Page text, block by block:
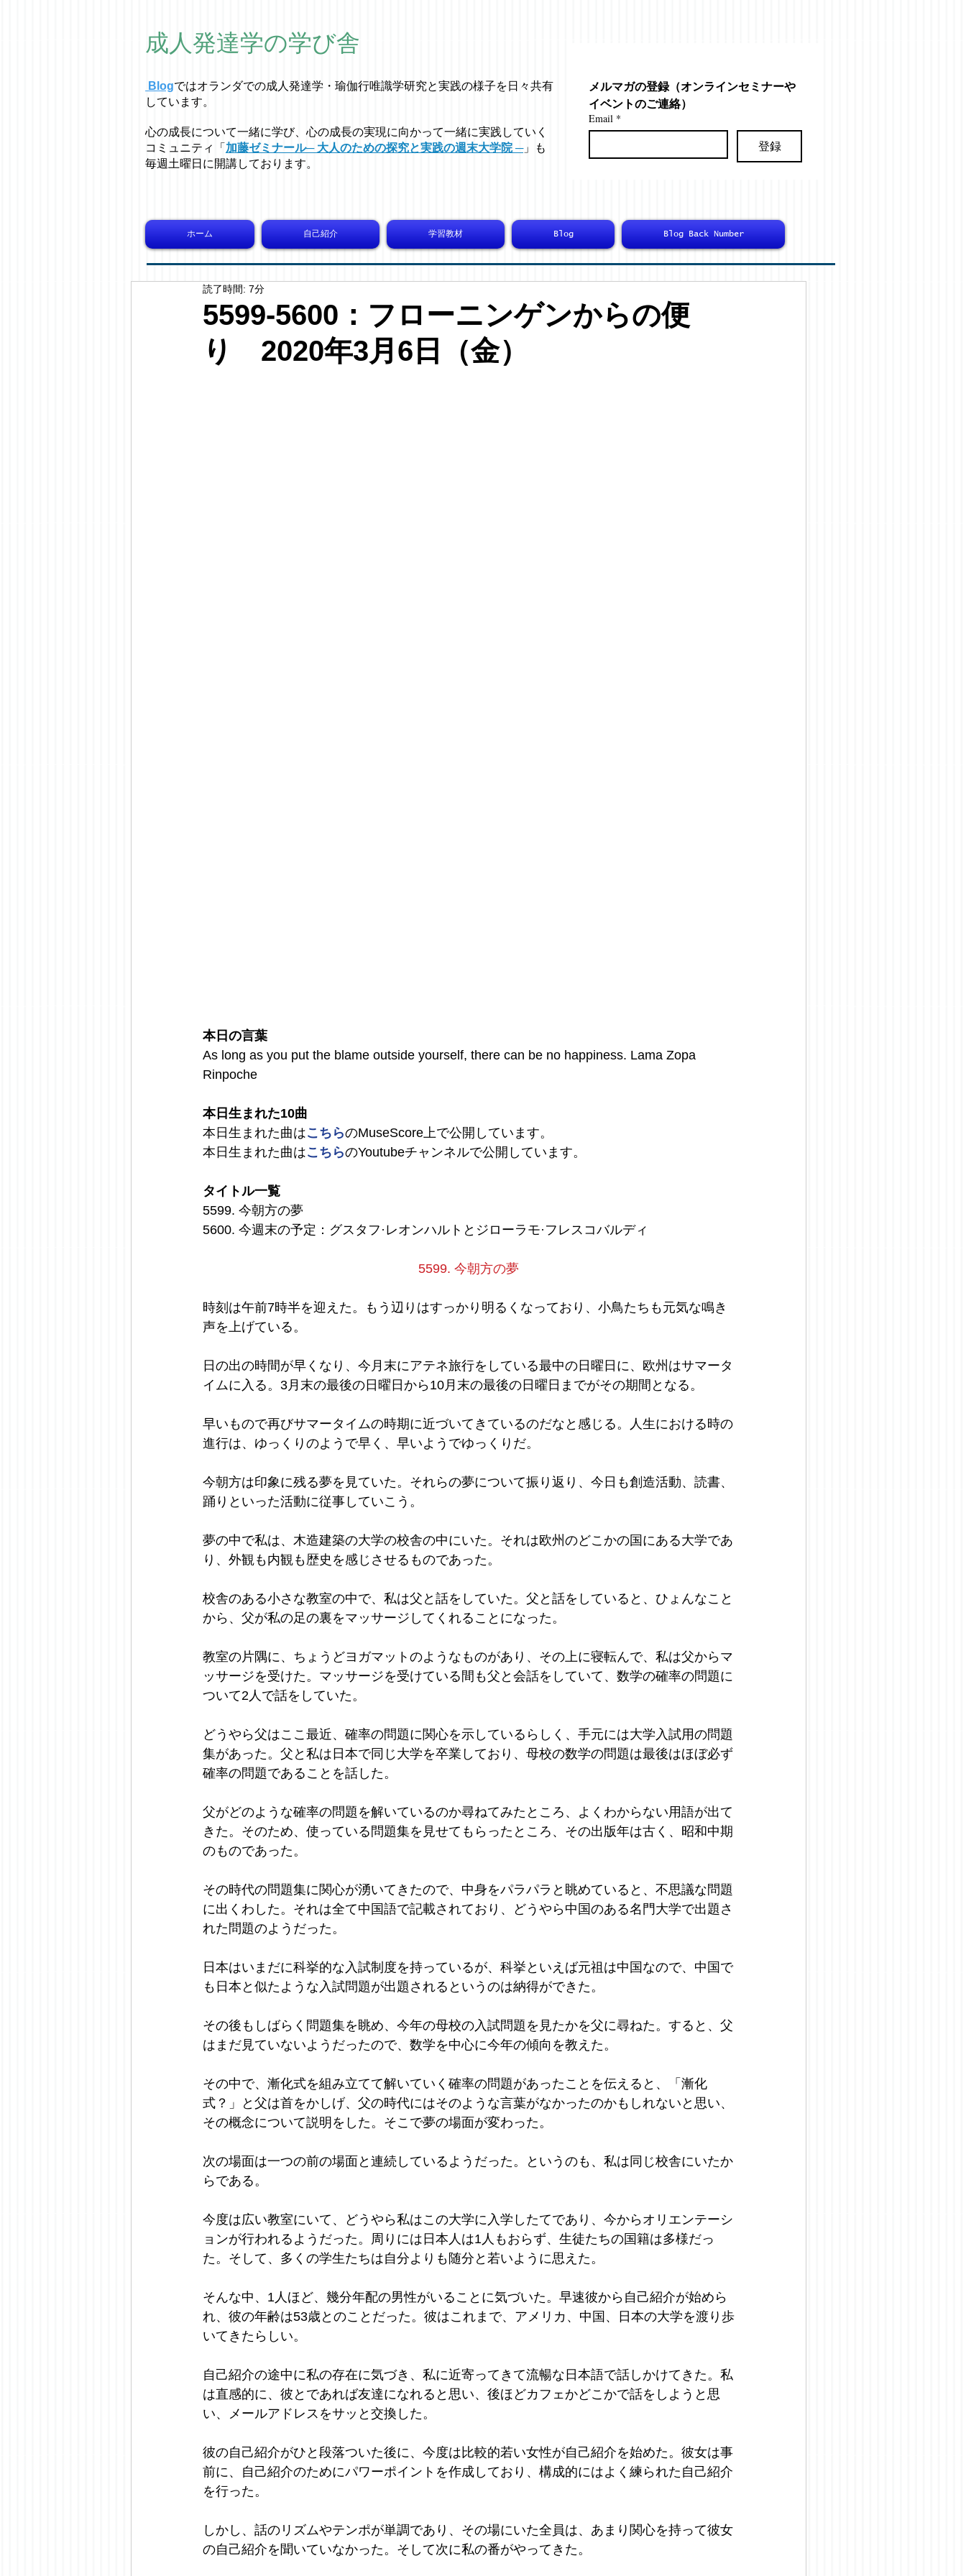
成人発達学の学び舎
Blogではオラ ンダでの成人発達学・ 瑜伽行唯識学研究と実践の様子を日々共有
しています。
心の成長について一緒に学び、心の成長の実現に向かって一緒に実践していく
コミュニティ「 加藤ゼミナール─ 大人のための探究と実践の週末大学院 ─」も
毎週土曜日に開講しております。
メルマガの登録（オンラインセミナーや
イベントのご連絡）
Email *
登録
ホーム 自己紹介 学習教材 Blog Blog Back Number
5599-5600：フローニンゲンからの便
り 2020年3月6日（金）
読了時間: 7分
本日の言葉
As long as you put the blame outside yourself, there can be no happiness. Lama Zopa
Rinpoche
本日生まれた10曲
本日生まれた曲はこちらのMuseScore上で公開しています。
本日生まれた曲はこちらのYoutubeチャンネルで公開しています。
タイトル一覧
5599. 今朝方の夢
5600. 今週末の予定：グスタフ·レオンハルトとジローラモ·フレスコバルディ
5599. 今朝方の夢
時刻は午前7時半を迎えた。もう辺りはすっかり明るくなっており、小鳥たちも元気な鳴き
声を上げている。
日の出の時間が早くなり、今月末にアテネ旅行をしている最中の日曜日に、欧州はサマータ
イムに入る。3月末の最後の日曜日から10月末の最後の日曜日までがその期間となる。
早いもので再びサマータイムの時期に近づいてきているのだなと感じる。人生における時の
進行は、ゆっくりのようで早く、早いようでゆっくりだ。
今朝方は印象に残る夢を見ていた。それらの夢について振り返り、今日も創造活動、読書、
踊りといった活動に従事していこう。
夢の中で私は、木造建築の大学の校舎の中にいた。それは欧州のどこかの国にある大学であ
り、外観も内観も歴史を感じさせるものであった。
校舎のある小さな教室の中で、私は父と話をしていた。父と話をしていると、ひょんなこと
から、父が私の足の裏をマッサージしてくれることになった。
教室の片隅に、ちょうどヨガマットのようなものがあり、その上に寝転んで、私は父からマ
ッサージを受けた。マッサージを受けている間も父と会話をしていて、数学の確率の問題に
ついて2人で話をしていた。
どうやら父はここ最近、確率の問題に関心を示しているらしく、手元には大学入試用の問題
集があった。父と私は日本で同じ大学を卒業しており、母校の数学の問題は最後はほぼ必ず
確率の問題であることを話した。
父がどのような確率の問題を解いているのか尋ねてみたところ、よくわからない用語が出て
きた。そのため、使っている問題集を見せてもらったところ、その出版年は古く、昭和中期
のものであった。
その時代の問題集に関心が湧いてきたので、中身をパラパラと眺めていると、不思議な問題
に出くわした。それは全て中国語で記載されており、どうやら中国のある名門大学で出題さ
れた問題のようだった。
日本はいまだに科挙的な入試制度を持っているが、科挙といえば元祖は中国なので、中国で
も日本と似たような入試問題が出題されるというのは納得ができた。
その後もしばらく問題集を眺め、今年の母校の入試問題を見たかを父に尋ねた。すると、父
はまだ見ていないようだったので、数学を中心に今年の傾向を教えた。
その中で、漸化式を組み立てて解いていく確率の問題があったことを伝えると、「漸化
式？」と父は首をかしげ、父の時代にはそのような言葉がなかったのかもしれないと思い、
その概念について説明をした。そこで夢の場面が変わった。
次の場面は一つの前の場面と連続しているようだった。というのも、私は同じ校舎にいたか
らである。
今度は広い教室にいて、どうやら私はこの大学に入学したてであり、今からオリエンテーシ
ョンが行われるようだった。周りには日本人は1人もおらず、生徒たちの国籍は多様だっ
た。そして、多くの学生たちは自分よりも随分と若いように思えた。
そんな中、1人ほど、幾分年配の男性がいることに気づいた。早速彼から自己紹介が始めら
れ、彼の年齢は53歳とのことだった。彼はこれまで、アメリカ、中国、日本の大学を渡り歩
いてきたらしい。
自己紹介の途中に私の存在に気づき、私に近寄ってきて流暢な日本語で話しかけてきた。私
は直感的に、彼とであれば友達になれると思い、後ほどカフェかどこかで話をしようと思
い、メールアドレスをサッと交換した。
彼の自己紹介がひと段落ついた後に、今度は比較的若い女性が自己紹介を始めた。彼女は事
前に、自己紹介のためにパワーポイントを作成しており、構成的にはよく練られた自己紹介
を行った。
しかし、話のリズムやテンポが単調であり、その場にいた全員は、あまり関心を持って彼女
の自己紹介を聞いていなかった。そして次に私の番がやってきた。